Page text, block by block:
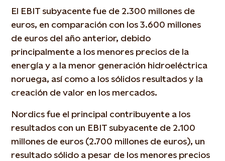
El EBIT subyacente fue de 2.300 millones de
euros, en comparación con los 3.600 millones
de euros del año anterior, debido
principalmente a los menores precios de la
energía y a la menor generación hidroeléctrica
noruega, así como a los sólidos resultados y la
creación de valor en los mercados.
Nordics fue el principal contribuyente a los
resultados con un EBIT subyacente de 2.100
millones de euros (2.700 millones de euros), un
resultado sólido a pesar de los menores precios